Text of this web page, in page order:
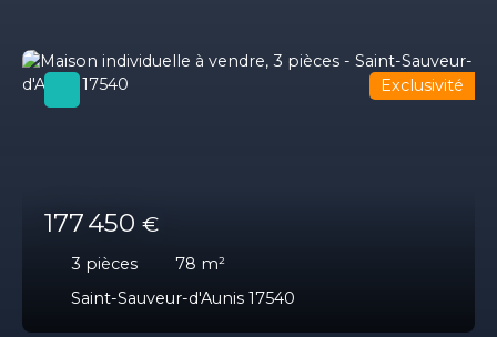
177 450 €
3 pièces 78 m²
Saint-Sauveur-d'Aunis 17540
Exclusivité